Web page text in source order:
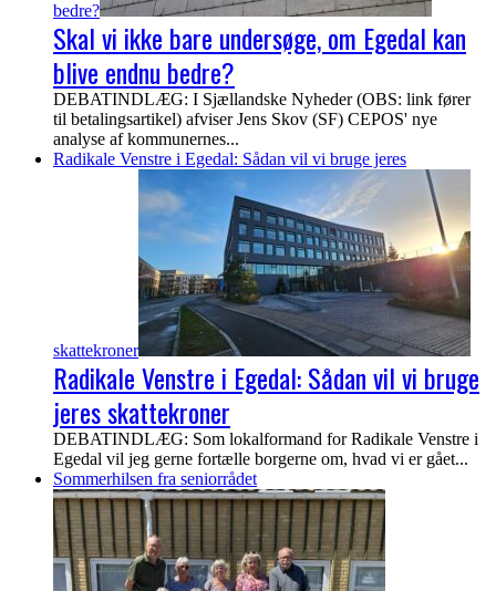
bedre?
Skal vi ikke bare undersøge, om Egedal kan
blive endnu bedre?
DEBATINDLÆG: I Sjællandske Nyheder (OBS: link fører
til betalingsartikel) afviser Jens Skov (SF) CEPOS' nye
analyse af kommunernes...
Radikale Venstre i Egedal: Sådan vil vi bruge jeres
skattekroner
Radikale Venstre i Egedal: Sådan vil vi bruge
jeres skattekroner
DEBATINDLÆG: Som lokalformand for Radikale Venstre i
Egedal vil jeg gerne fortælle borgerne om, hvad vi er gået...
Sommerhilsen fra seniorrådet